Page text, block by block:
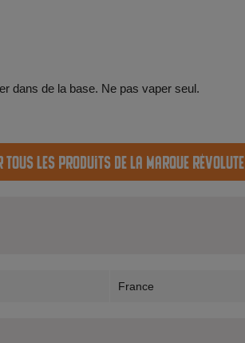
dans de la base. Ne pas vaper seul.
tous les produits de la marque Révolute
France